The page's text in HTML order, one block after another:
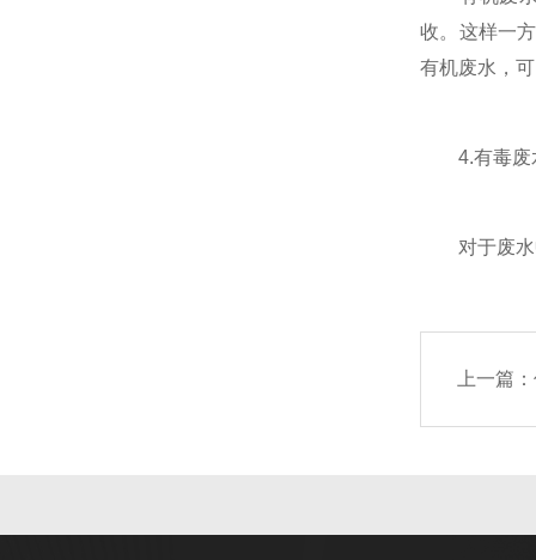
收。这样一
有机废水，
4.有毒废
对于废水中
上一篇：